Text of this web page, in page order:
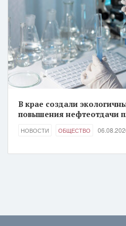
В крае создали
повышения нефтеотдачи
НОВОСТИ ОБЩЕСТВО